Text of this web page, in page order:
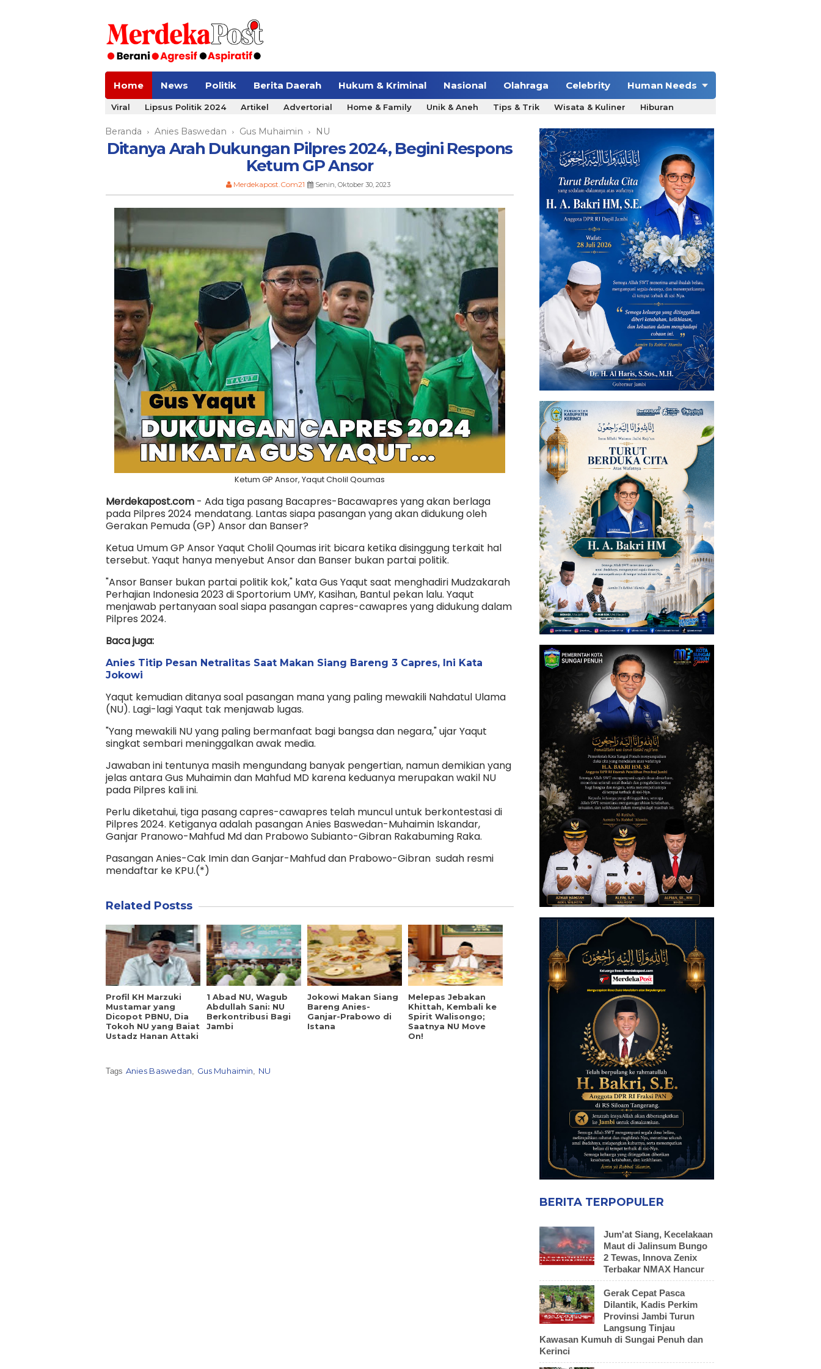
Home News Politik Berita Daerah Hukum & Kriminal Nasional Olahraga Celebrity Human Needs
Viral Lipsus Politik 2024 Artikel Advertorial Home & Family Unik & Aneh Tips & Trik Wisata & Kuliner Hiburan
Beranda › Anies Baswedan › Gus Muhaimin › NU
Ditanya Arah Dukungan Pilpres 2024, Begini Respons
Ketum GP Ansor
Merdekapost.Com21 Senin, Oktober 30, 2023
Ketum GP Ansor, Yaqut Cholil Qoumas
Merdekapost.com - Ada tiga pasang Bacapres-Bacawapres yang akan berlaga
pada Pilpres 2024 mendatang. Lantas siapa pasangan yang akan didukung oleh
Gerakan Pemuda (GP) Ansor dan Banser?
Ketua Umum GP Ansor Yaqut Cholil Qoumas irit bicara ketika disinggung terkait hal
tersebut. Yaqut hanya menyebut Ansor dan Banser bukan partai politik.
"Ansor Banser bukan partai politik kok," kata Gus Yaqut saat menghadiri Mudzakarah
Perhajian Indonesia 2023 di Sportorium UMY, Kasihan, Bantul pekan lalu. Yaqut
menjawab pertanyaan soal siapa pasangan capres-cawapres yang didukung dalam
Pilpres 2024.
Baca juga:
Anies Titip Pesan Netralitas Saat Makan Siang Bareng 3 Capres, Ini Kata
Jokowi
Yaqut kemudian ditanya soal pasangan mana yang paling mewakili Nahdatul Ulama
(NU). Lagi-lagi Yaqut tak menjawab lugas.
"Yang mewakili NU yang paling bermanfaat bagi bangsa dan negara," ujar Yaqut
singkat sembari meninggalkan awak media.
Jawaban ini tentunya masih mengundang banyak pengertian, namun demikian yang
jelas antara Gus Muhaimin dan Mahfud MD karena keduanya merupakan wakil NU
pada Pilpres kali ini.
Perlu diketahui, tiga pasang capres-cawapres telah muncul untuk berkontestasi di
Pilpres 2024. Ketiganya adalah pasangan Anies Baswedan-Muhaimin Iskandar,
Ganjar Pranowo-Mahfud Md dan Prabowo Subianto-Gibran Rakabuming Raka.
Pasangan Anies-Cak Imin dan Ganjar-Mahfud dan Prabowo-Gibran sudah resmi
mendaftar ke KPU.(*)
Related Postss
Profil KH Marzuki
Mustamar yang
Dicopot PBNU, Dia
Tokoh NU yang Baiat
Ustadz Hanan Attaki
1 Abad NU, Wagub
Abdullah Sani: NU
Berkontribusi Bagi
Jambi
Jokowi Makan Siang
Bareng Anies-
Ganjar-Prabowo di
Istana
Melepas Jebakan
Khittah, Kembali ke
Spirit Walisongo;
Saatnya NU Move
On!
Tags Anies Baswedan, Gus Muhaimin, NU
BERITA TERPOPULER
Jum'at Siang, Kecelakaan
Maut di Jalinsum Bungo
2 Tewas, Innova Zenix
Terbakar NMAX Hancur
Gerak Cepat Pasca
Dilantik, Kadis Perkim
Provinsi Jambi Turun
Langsung Tinjau
Kawasan Kumuh di Sungai Penuh dan
Kerinci